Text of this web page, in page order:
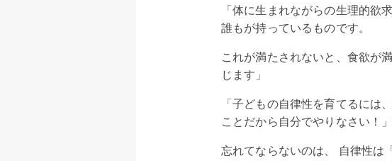
「体に生まれながらの生理的欲
誰もが持っているものです。
これが満たされないと、食欲が
じます」
「子どもの自律性を育てるには
ことだから自分でやりなさい！
忘れてならないのは、 自律性は